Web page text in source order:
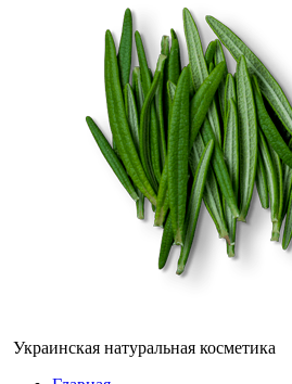
Украинская натуральная косметика